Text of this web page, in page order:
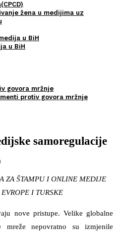
žena u medijima uz
u BiH
u BiH
govora mržnje
protiv govora mržnje
samoregulacije
ZA ŠTAMPU I ONLINE MEDIJE
I TURSKE
nove pristupe. Velike globalne
mreže nepovratno su izmjenile